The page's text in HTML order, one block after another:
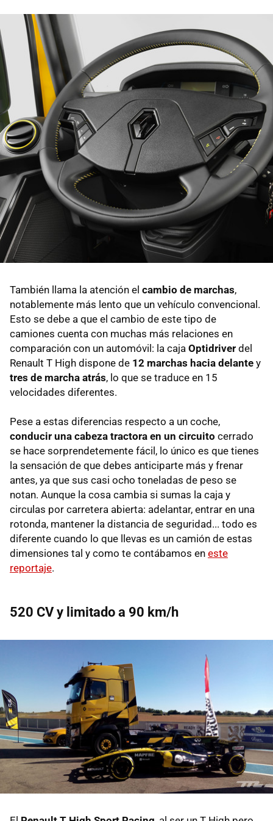
También llama la atención el cambio de marchas,
notablemente más lento que un vehículo convencional.
Esto se debe a que el cambio de este tipo de
camiones cuenta con muchas más relaciones en
comparación con un automóvil: la caja Optidriver del
Renault T High dispone de 12 marchas hacia delante y
tres de marcha atrás, lo que se traduce en 15
velocidades diferentes.
Pese a estas diferencias respecto a un coche,
conducir una cabeza tractora en un circuito cerrado
se hace sorprendetemente fácil, lo único es que tienes
la sensación de que debes anticiparte más y frenar
antes, ya que sus casi ocho toneladas de peso se
notan. Aunque la cosa cambia si sumas la caja y
circulas por carretera abierta: adelantar, entrar en una
rotonda, mantener la distancia de seguridad... todo es
diferente cuando lo que llevas es un camión de estas
dimensiones tal y como te contábamos en este
reportaje.
520 CV y limitado a 90 km/h